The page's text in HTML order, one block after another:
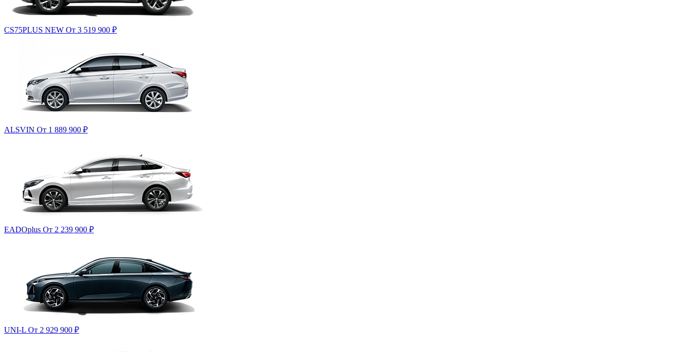
CS75PLUS NEW От 3 519 900 ₽
ALSVIN От 1 889 900 ₽
EADOplus От 2 239 900 ₽
UNI-L От 2 929 900 ₽